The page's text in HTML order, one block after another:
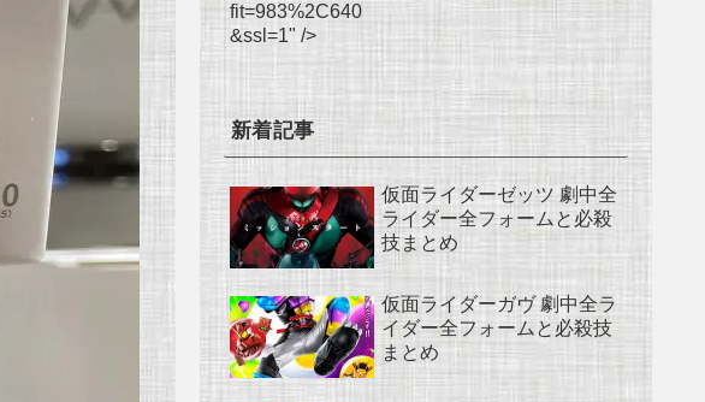
fit=983%2C640
&ssl=1" />
新着記事
仮面ライダーゼッツ 劇中全
ライダー全フォームと必殺
技まとめ
仮面ライダーガヴ 劇中全ラ
イダー全フォームと必殺技
まとめ